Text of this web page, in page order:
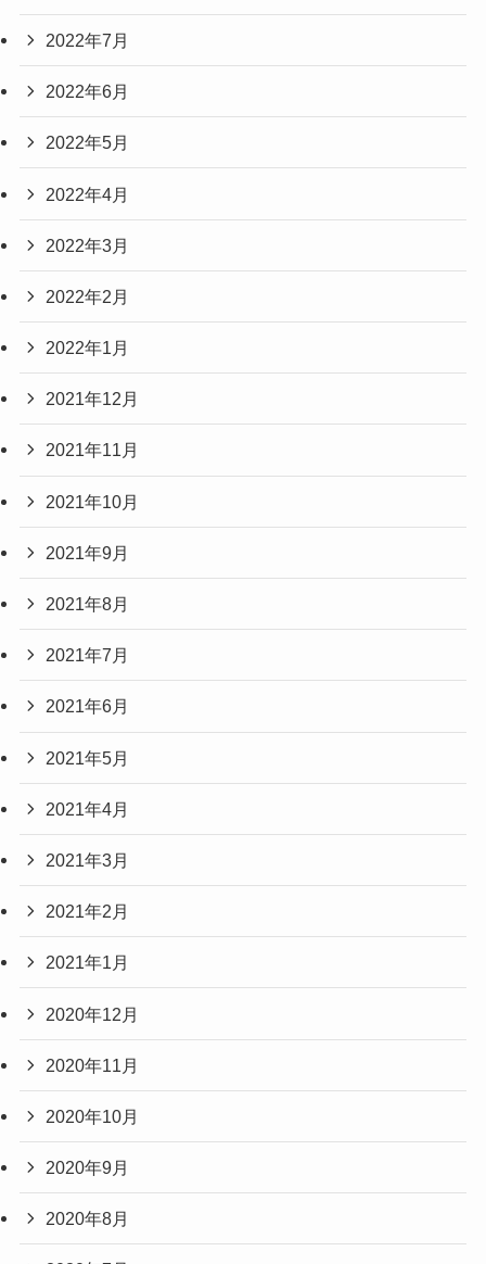
2022年7月
2022年6月
2022年5月
2022年4月
2022年3月
2022年2月
2022年1月
2021年12月
2021年11月
2021年10月
2021年9月
2021年8月
2021年7月
2021年6月
2021年5月
2021年4月
2021年3月
2021年2月
2021年1月
2020年12月
2020年11月
2020年10月
2020年9月
2020年8月